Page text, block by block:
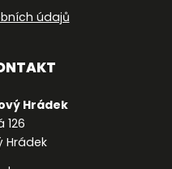
údajů
Hrádek
126
Hrádek